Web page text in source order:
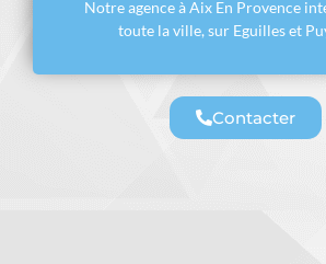
Notre agence à Aix En Provence
toute la ville, sur Eguilles et
Contacter